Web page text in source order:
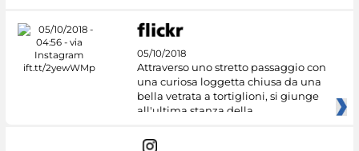
05/10/2018
Attraverso uno stretto passaggio con
una curiosa loggetta chiusa da una
bella vetrata a tortiglioni, si giunge
all'ultima stanza della